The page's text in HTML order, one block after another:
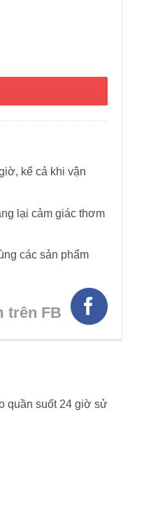
HÌNH THẬT
Protect 859g số lượng
kể cả khi vận
lại cảm giác thơm
các sản phẩm
trên FB
quần suốt 24 giờ sử